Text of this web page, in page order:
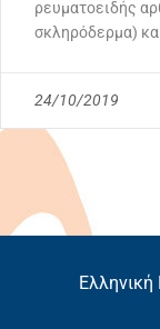
ρευματοειδής
σκληρόδερμα)
24/10/2019
Ελληνική